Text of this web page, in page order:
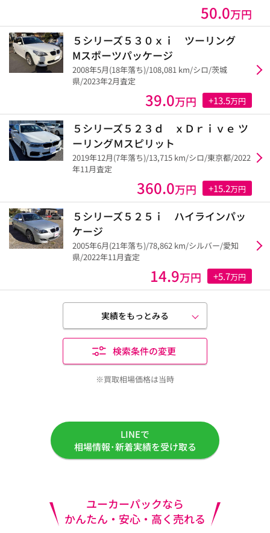
50.0万円
５シリーズ５３０ｘｉ ツーリング
Mスポーツパッケージ
2008年5月(18年落ち)/108,081 km/シロ/茨城
県/2023年2月査定
39.0万円 +13.5万円
５シリーズ５２３ｄ ｘＤｒｉｖｅ ツ
ーリングＭスピリット
2019年12月(7年落ち)/13,715 km/シロ/東京都/2022
年11月査定
360.0万円 +15.2万円
５シリーズ５２５ｉ ハイラインパッ
ケージ
2005年6月(21年落ち)/78,862 km/シルバー/愛知
県/2022年11月査定
14.9万円 +5.7万円
実績をもっとみる
検索条件の変更
※買取相場価格は当時
LINEで
相場情報･新着実績を受け取る
ユーカーパックなら
かんたん・安心・高く売れる